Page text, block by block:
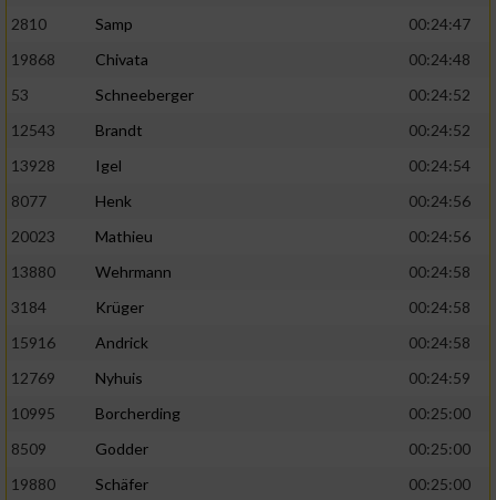
2810
Samp
00:24:47
19868
Chivata
00:24:48
53
Schneeberger
00:24:52
12543
Brandt
00:24:52
13928
Igel
00:24:54
8077
Henk
00:24:56
20023
Mathieu
00:24:56
13880
Wehrmann
00:24:58
3184
Krüger
00:24:58
15916
Andrick
00:24:58
12769
Nyhuis
00:24:59
10995
Borcherding
00:25:00
8509
Godder
00:25:00
19880
Schäfer
00:25:00